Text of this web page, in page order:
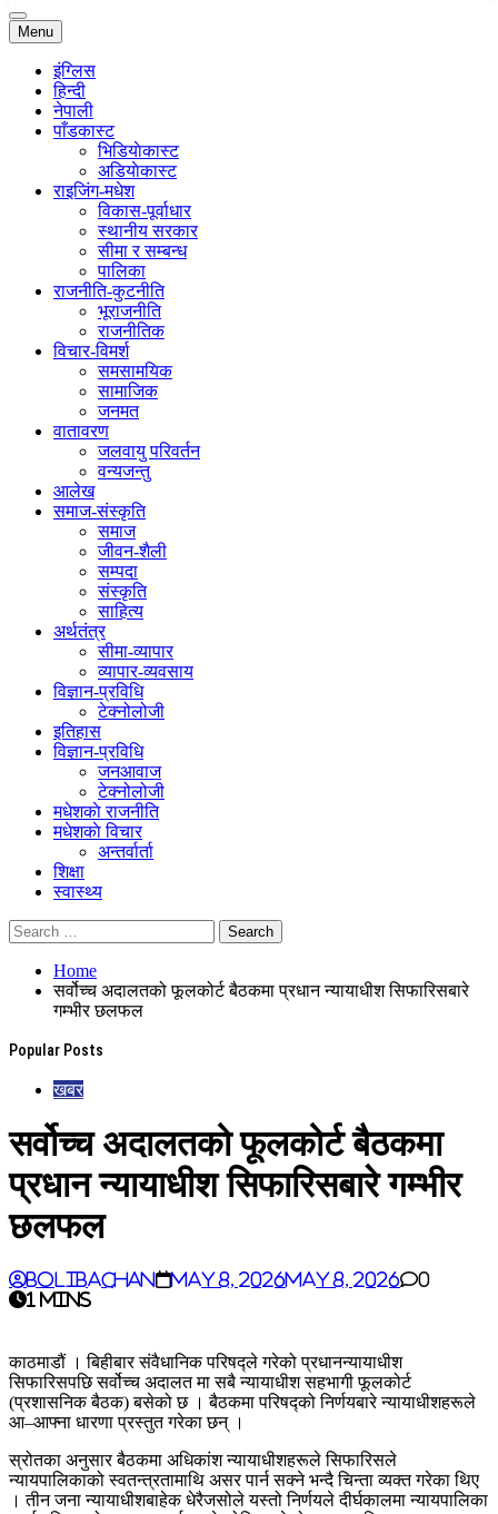
Menu
इंग्लिस
हिन्दी
नेपाली
पाँडकास्ट
भिडियाेकास्ट
अडियाेकास्ट
राइजिंग-मधेश
विकास-पूर्वाधार
स्थानीय सरकार
सीमा र सम्बन्ध
पालिका
राजनीति-कुटनीति
भूराजनीति
राजनीतिक
विचार-विमर्श
समसामयिक
सामाजिक
जनमत
वातावरण
जलवायु परिवर्तन
वन्यजन्तु
आलेख
समाज-संस्कृति
समाज
जीवन-शैली
सम्पदा
संस्कृति
साहित्य
अर्थतंत्र
सीमा-व्यापार
व्यापार-व्यवसाय
विज्ञान-प्रविधि
टेक्नोलोजी
इतिहास
विज्ञान-प्रविधि
जनआवाज
टेक्नोलोजी
मधेशकाे राजनीति
मधेशकाे विचार
अन्तर्वार्ता
शिक्षा
स्वास्थ्य
Home
सर्वोच्च अदालतको फूलकोर्ट बैठकमा प्रधान न्यायाधीश सिफारिसबारे
गम्भीर छलफल
Popular Posts
खबर
सर्वोच्च अदालतको फूलकोर्ट बैठकमा
प्रधान न्यायाधीश सिफारिसबारे गम्भीर
छलफल
BoliBachan May 8, 2026May 8, 2026
0
1 mins
काठमाडौं । बिहीबार संवैधानिक परिषद्ले गरेको प्रधानन्यायाधीश
सिफारिसपछि सर्वोच्च अदालत मा सबै न्यायाधीश सहभागी फूलकोर्ट
(प्रशासनिक बैठक) बसेको छ । बैठकमा परिषद्को निर्णयबारे न्यायाधीशहरूले
आ–आफ्ना धारणा प्रस्तुत गरेका छन् ।
स्रोतका अनुसार बैठकमा अधिकांश न्यायाधीशहरूले सिफारिसले
न्यायपालिकाको स्वतन्त्रतामाथि असर पार्न सक्ने भन्दै चिन्ता व्यक्त गरेका थिए
। तीन जना न्यायाधीशबाहेक धेरैजसोले यस्तो निर्णयले दीर्घकालमा न्यायपालिका